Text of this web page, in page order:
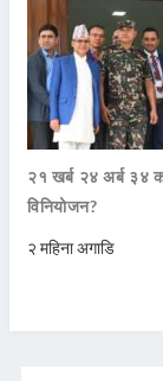
२१ खर्ब २४ अर्ब ३४
विनियोजन?
२ महिना अगाडि